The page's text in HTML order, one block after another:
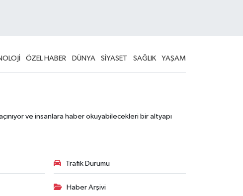
ÖZEL HABER DÜNYA SİYASET SAĞLIK YAŞAM
ve insanlara haber okuyabilecekleri bir altyapı
Trafik Durumu
Haber Arşivi